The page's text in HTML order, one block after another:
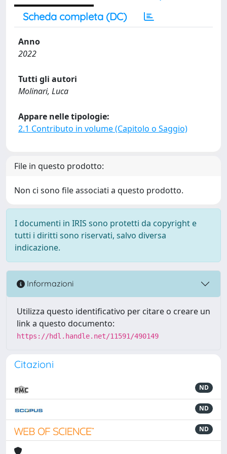
Scheda completa (DC)
Anno
2022
Tutti gli autori
Molinari, Luca
Appare nelle tipologie:
2.1 Contributo in volume (Capitolo o Saggio)
File in questo prodotto:
Non ci sono file associati a questo prodotto.
I documenti in IRIS sono protetti da copyright e
tutti i diritti sono riservati, salvo diversa
indicazione.
Informazioni
Utilizza questo identificativo per citare o creare un
link a questo documento:
https://hdl.handle.net/11591/490149
Citazioni
ND
ND
ND